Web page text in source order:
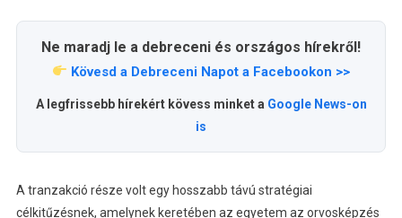
Ne maradj le a debreceni és országos hírekről!
Kövesd a Debreceni Napot a Facebookon >>
A legfrissebb hírekért kövess minket a Google News-on
is
A tranzakció része volt egy hosszabb távú stratégiai
célkitűzésnek, amelynek keretében az egyetem az orvosképzés